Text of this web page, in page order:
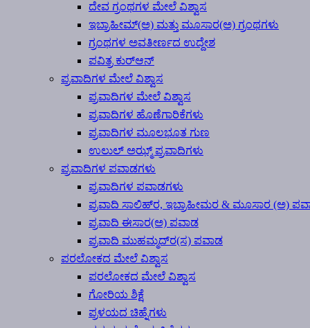
ದೇವ ಗ್ರಂಥಗಳ ಮೇಲೆ ವಿಶ್ವಾಸ
ಇಬ್ರಾಹೀಮ್(ಅ) ಮತ್ತು ಮೂಸಾರ(ಅ) ಗ್ರಂಥಗಳು
ಗ್ರಂಥಗಳ ಅವತೀರ್ಣದ ಉದ್ದೇಶ
ಪವಿತ್ರ ಕುರ್‍ಆನ್
ಪ್ರವಾದಿಗಳ ಮೇಲೆ ವಿಶ್ವಾಸ
ಪ್ರವಾದಿಗಳ ಮೇಲೆ ವಿಶ್ವಾಸ
ಪ್ರವಾದಿಗಳ ಹೊಣೆಗಾರಿಕೆಗಳು
ಪ್ರವಾದಿಗಳ ಮೂಲಭೂತ ಗುಣ
ಉಲುಲ್ ಅಝ್ಮ್ ಪ್ರವಾದಿಗಳು
ಪ್ರವಾದಿಗಳ ಪವಾಡಗಳು
ಪ್ರವಾದಿಗಳ ಪವಾಡಗಳು
ಪ್ರವಾದಿ ಸಾಲಿಹ್‍ರ, ಇಬ್ರಾಹೀಮರ & ಮೂಸಾರ (ಅ)
ಪ್ರವಾದಿ ಈಸಾರ(ಅ) ಪವಾಡ
ಪ್ರವಾದಿ ಮುಹಮ್ಮದ್‍ರ(ಸ) ಪವಾಡ
ಪರಲೋಕದ ಮೇಲೆ ವಿಶ್ವಾಸ
ಪರಲೋಕದ ಮೇಲೆ ವಿಶ್ವಾಸ
ಗೋರಿಯ ಶಿಕ್ಷೆ
ಪ್ರಳಯದ ಚಿಹ್ನೆಗಳು